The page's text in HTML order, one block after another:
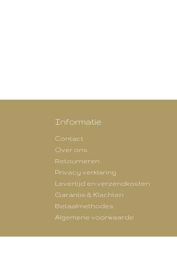
Informatie
Contact
Over ons
Retourneren
Privacy verklaring
Levertijd en verzendkosten
Garantie & Klachten
Betaalmethodes
Algemene voorwaarde